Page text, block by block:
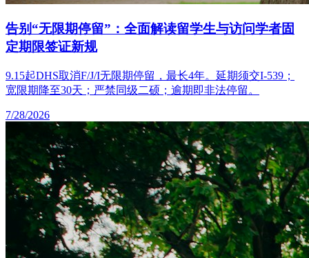
告别“无限期停留”：全面解读留学生与访问学者固
定期限签证新规
9.15起DHS取消F/J/I无限期停留，最长4年。延期须交I-539；
宽限期降至30天；严禁同级二硕；逾期即非法停留。
7/28/2026